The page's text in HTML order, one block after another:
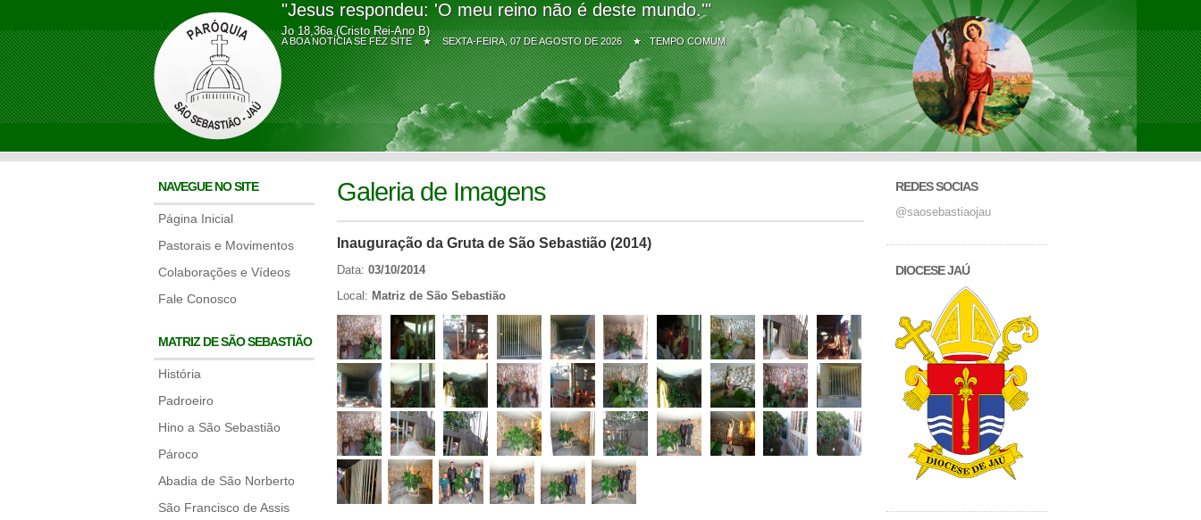
"Jesus respondeu: 'O meu reino não é deste mundo.'"
Jo 18,36a (Cristo Rei-Ano B)
A BOA NOTÍCIA SE FEZ SITE ★SEXTA-FEIRA, 07 DE AGOSTO DE 2026 ★ TEMPO COMUM
NAVEGUE NO SITE
Página Inicial
Pastorais e Movimentos
Colaborações e Vídeos
Fale Conosco
MATRIZ DE SÃO SEBASTIÃO
História
Padroeiro
Hino a São Sebastião
Pároco
Abadia de São Norberto
São Francisco de Assis
Galeria de Imagens
Inauguração da Gruta de São Sebastião (2014)
Data: 03/10/2014
Local: Matriz de São Sebastião
REDES SOCIAS
@saosebastiaojau
DIOCESE JAÚ